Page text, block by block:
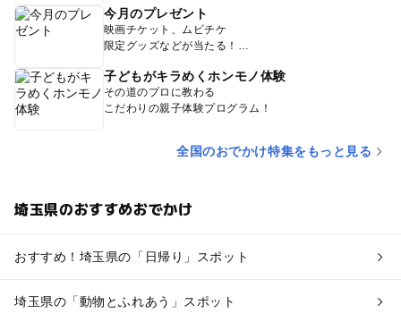
今月のプレゼント
映画チケット、ムビチケ
限定グッズなどが当たる！
子どもがキラめくホンモノ体験
その道のプロに教わる
こだわりの親子体験プログラム！
全国のおでかけ特集をもっと見る
埼玉県のおすすめおでかけ
おすすめ！埼玉県の「日帰り」スポット
埼玉県の「動物とふれあう」スポット